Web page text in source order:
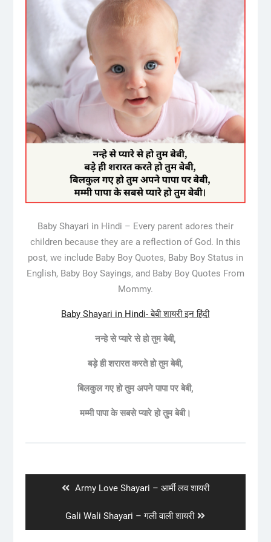
Baby Shayari in Hindi – Every parent adores their
children because they are a reflection of God. In this
post, we include Baby Boy Quotes, Baby Boy Status in
English, Baby Boy Sayings, and Baby Boy Quotes From
Mommy.
Baby Shayari in Hindi- बेबी शायरी इन हिंदी
नन्हे से प्यारे से हो तुम बेबी,
बड़े ही शरारत करते हो तुम बेबी,
बिलकुल गए हो तुम अपने पापा पर बेबी,
मम्मी पापा के सबसे प्यारे हो तुम बेबी।
Previous
Army Love Shayari – आर्मी लव शायरी
Next
post:
Gali Wali Shayari – गली वाली शायरी